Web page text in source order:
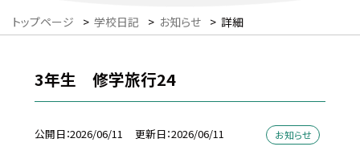
トップページ > 学校日記 > お知らせ > 詳細
3年生 修学旅行24
公開日 2026/06/11 更新日 2026/06/11 お知らせ